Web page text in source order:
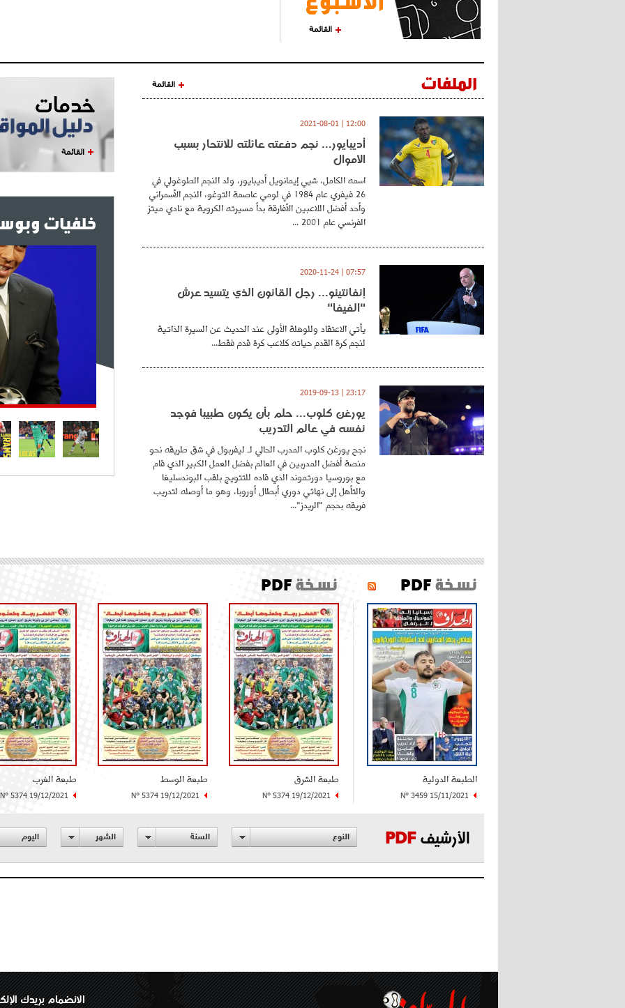
القائمة
الملفات القائمة
12:00 | 2021-08-01
أديبايور... نجم دفعته عائلته للانتحار بسبب
الأموال
اسمه الكامل، شيي إيمانويل أديبايور، ولد النجم الطوغولي في
26 فيفري عام 1984 في لومي عاصمة التوغو، النجم الأسمراني
وأحد أفضل اللاعبين الأفارقة بدأ مسيرته الكروية مع نادي ميتز
الفرنسي عام 2001 ...
07:57 | 2020-11-24
إنفانتينو... رجل القانون الذي يتسيد عرش
"الفيفا"
يأتي الاعتقاد وللوهلة الأولى عند الحديث عن السيرة الذاتية
لنجم كرة القدم حياته كلاعب كرة قدم فقط...
23:17 | 2019-09-13
يورغن كلوب... حلم بأن يكون طبيبا فوجد
نفسه في عالم التدريب
نجح يورغن كلوب المدرب الحالي لـ ليفربول في شق طريقه نحو
منصة أفضل المدربين في العالم بفضل العمل الكبير الذي قام
مع بوروسيا دورتموند الذي قاده للتتويج بلقب البوندسليغا
والتأهل إلى نهائي دوري أبطال أوروبا، وهو ما أوصله لتدريب
فريقه بحجم "الريدز"...
القائمة
خلفيات
نسخةPDF
الطبعة الدولية
N° 3459 15/11/2021
نسخةPDF
طبعة الشرق
N° 5374 19/12/2021
طبعة الوسط
N° 5374 19/12/2021
طبعة الغرب
N° 5374 19/12/2021
الأرشيفPDF النوع السنة الشهر اليوم
الانضمام بريدك